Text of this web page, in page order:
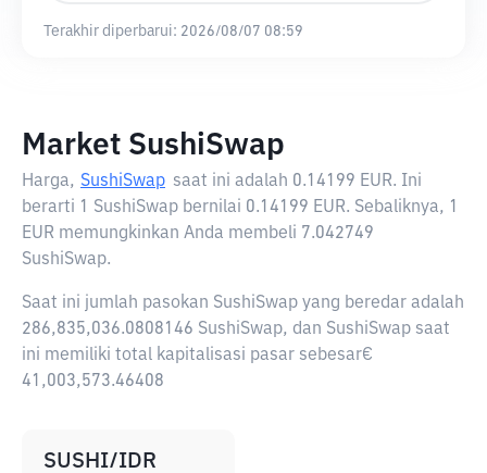
Terakhir diperbarui: 2026/08/07 08:59
Market SushiSwap
Harga, SushiSwap saat ini adalah 0.14199 EUR. Ini
berarti 1 SushiSwap bernilai 0.14199 EUR. Sebaliknya, 1
EUR memungkinkan Anda membeli 7.042749
SushiSwap.
Saat ini jumlah pasokan SushiSwap yang beredar adalah
286,835,036.0808146 SushiSwap, dan SushiSwap saat
ini memiliki total kapitalisasi pasar sebesar€
41,003,573.46408
SUSHI/IDR